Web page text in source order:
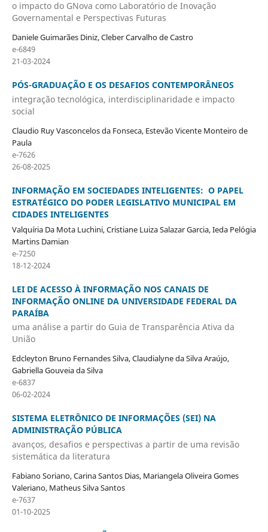
o impacto do GNova como Laboratório de Inovação
Governamental e Perspectivas Futuras
Daniele Guimarães Diniz, Cleber Carvalho de Castro
e-6849
21-03-2024
PÓS-GRADUAÇÃO E OS DESAFIOS CONTEMPORÂNEOS
integração tecnológica, interdisciplinaridade e impacto
social
Claudio Ruy Vasconcelos da Fonseca, Estevão Vicente Monteiro de
Paula
e-7626
26-08-2025
INFORMAÇÃO EM SOCIEDADES INTELIGENTES: O PAPEL
ESTRATÉGICO DO PODER LEGISLATIVO MUNICIPAL EM
CIDADES INTELIGENTES
Valquíria Da Mota Luchini, Cristiane Luiza Salazar Garcia, Ieda Pelógia
Martins Damian
e-7250
18-12-2024
LEI DE ACESSO À INFORMAÇÃO NOS CANAIS DE
INFORMAÇÃO ONLINE DA UNIVERSIDADE FEDERAL DA
PARAÍBA
uma análise a partir do Guia de Transparência Ativa da
União
Edcleyton Bruno Fernandes Silva, Claudialyne da Silva Araújo,
Gabriella Gouveia da Silva
e-6837
06-02-2024
SISTEMA ELETRÔNICO DE INFORMAÇÕES (SEI) NA
ADMINISTRAÇÃO PÚBLICA
avanços, desafios e perspectivas a partir de uma revisão
sistemática da literatura
Fabiano Soriano, Carina Santos Dias, Mariangela Oliveira Gomes
Valeriano, Matheus Silva Santos
e-7637
01-10-2025